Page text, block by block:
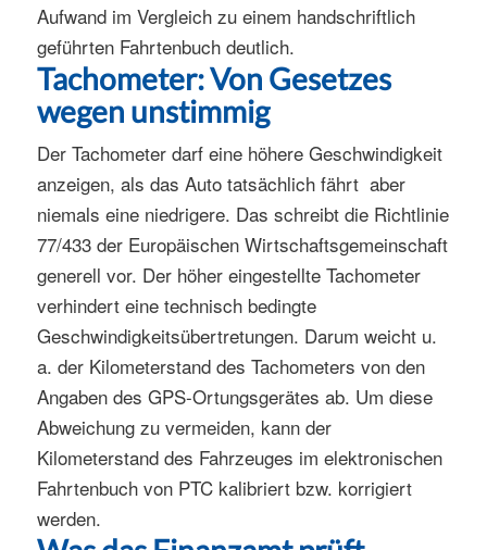
Aufwand im Vergleich zu einem handschriftlich
geführten Fahrtenbuch deutlich.
Tachometer: Von Gesetzes
wegen unstimmig
Der Tachometer darf eine höhere Geschwindigkeit
anzeigen, als das Auto tatsächlich fährt  aber
niemals eine niedrigere. Das schreibt die Richtlinie
77/433 der Europäischen Wirtschaftsgemeinschaft
generell vor. Der höher eingestellte Tachometer
verhindert eine technisch bedingte
Geschwindigkeitsübertretungen. Darum weicht u.
a. der Kilometerstand des Tachometers von den
Angaben des GPS-Ortungsgerätes ab. Um diese
Abweichung zu vermeiden, kann der
Kilometerstand des Fahrzeuges im elektronischen
Fahrtenbuch von PTC kalibriert bzw. korrigiert
werden.